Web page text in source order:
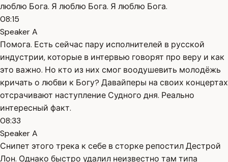
люблю Бога. Я люблю Бога. Я люблю Бога.
08:15
Speaker A
Помога. Есть сейчас пару исполнителей в русской
индустрии, которые в интервью говорят про веру и как
это важно. Но кто из них смог воодушевить молодёжь
кричать о любви к Богу? Давайперы на своих концертах
отсрачивают наступление Судного дня. Реально
интересный факт.
08:33
Speaker A
Снипет этого трека к себе в сторке репостил Дестрой
Лон. Однако быстро удалил неизвестно там типа